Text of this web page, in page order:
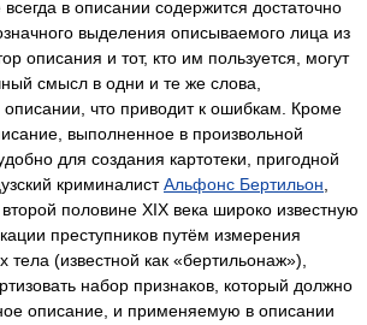
в описании содержится достаточно
выделения описываемого лица из
описания и тот, кто им пользуется, могут
смысл в одни и те же слова,
что приводит к ошибкам. Кроме
выполненное в произвольной
для создания картотеки, пригодной
криминалистАльфонс Бертильон
половине XIX века широко известную
преступников путём измерения
тела (известной как «бертильонаж»),
набор признаков, который должно
описание, и применяемую в описании